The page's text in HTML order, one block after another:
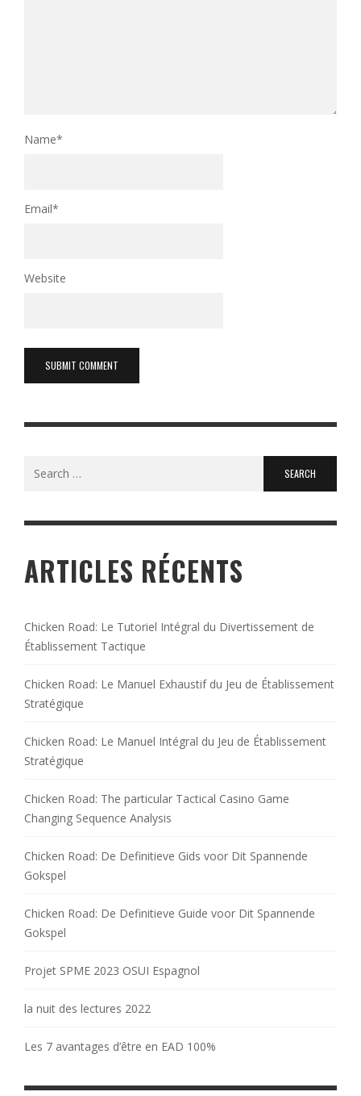
Name*
Email*
Website
ARTICLES RÉCENTS
Chicken Road: Le Tutoriel Intégral du Divertissement de
Établissement Tactique
Chicken Road: Le Manuel Exhaustif du Jeu de Établissement
Stratégique
Chicken Road: Le Manuel Intégral du Jeu de Établissement
Stratégique
Chicken Road: The particular Tactical Casino Game
Changing Sequence Analysis
Chicken Road: De Definitieve Gids voor Dit Spannende
Gokspel
Chicken Road: De Definitieve Guide voor Dit Spannende
Gokspel
Projet SPME 2023 OSUI Espagnol
la nuit des lectures 2022
Les 7 avantages d’être en EAD 100%